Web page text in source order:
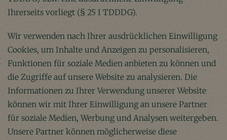
Ihrerseits vorliegt (§ 25 I TDDDG).
Wir verwenden nach Ihrer ausdrücklichen Einwilligung
Cookies, um Inhalte und Anzeigen zu personalisieren,
Funktionen für soziale Medien anbieten zu können und
die Zugriffe auf unsere Website zu analysieren. Die
Informationen zu Ihrer Verwendung unserer Website
können wir mit Ihrer Einwilligung an unsere Partner
für soziale Medien, Werbung und Analysen weitergeben.
Unsere Partner können möglicherweise diese